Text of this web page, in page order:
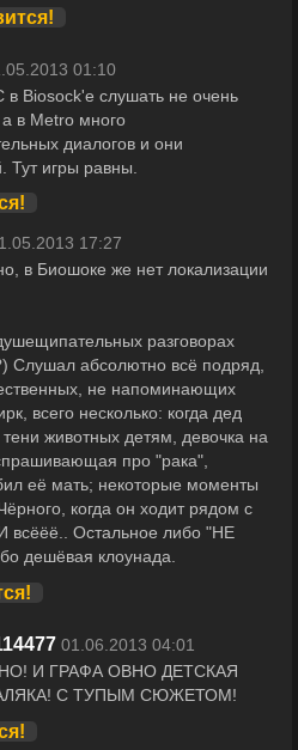
01:10
в Biosock'е слушать не очень
в Metro много
диалогов и они
Тут игры равны.
17:27
в Биошоке же нет локализации
разговорах
Слушал абсолютно всё подряд,
не напоминающих
всего несколько: когда дед
тени животных детям, девочка на
про "рака",
её мать; некоторые моменты
когда он ходит рядом с
всёёё.. Остальное либо "НЕ
дешёвая клоунада.
01.06.2013 04:01
И ГРАФА ОВНО ДЕТСКАЯ
С ТУПЫМ СЮЖЕТОМ!